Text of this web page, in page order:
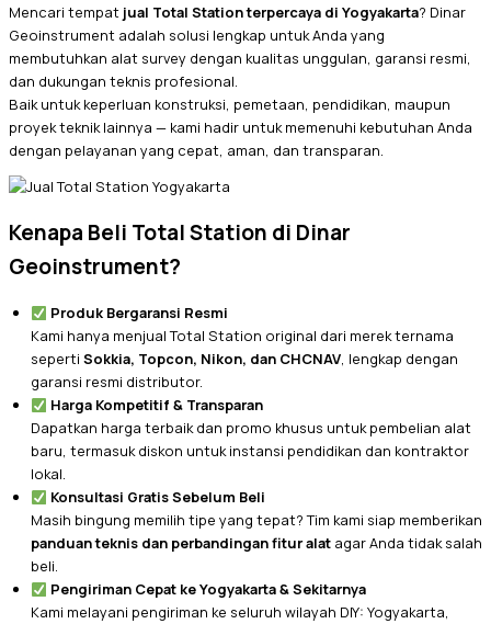
Mencari tempat jual Total Station terpercaya di Yogyakarta? Dinar
Geoinstrument adalah solusi lengkap untuk Anda yang
membutuhkan alat survey dengan kualitas unggulan, garansi resmi,
dan dukungan teknis profesional.
Baik untuk keperluan konstruksi, pemetaan, pendidikan, maupun
proyek teknik lainnya — kami hadir untuk memenuhi kebutuhan Anda
dengan pelayanan yang cepat, aman, dan transparan.
Kenapa Beli Total Station di Dinar
Geoinstrument?
Produk Bergaransi Resmi
Kami hanya menjual Total Station original dari merek ternama
seperti Sokkia, Topcon, Nikon, dan CHCNAV, lengkap dengan
garansi resmi distributor.
Harga Kompetitif & Transparan
Dapatkan harga terbaik dan promo khusus untuk pembelian alat
baru, termasuk diskon untuk instansi pendidikan dan kontraktor
lokal.
Konsultasi Gratis Sebelum Beli
Masih bingung memilih tipe yang tepat? Tim kami siap memberikan
panduan teknis dan perbandingan fitur alat agar Anda tidak salah
beli.
Pengiriman Cepat ke Yogyakarta & Sekitarnya
Kami melayani pengiriman ke seluruh wilayah DIY: Yogyakarta,